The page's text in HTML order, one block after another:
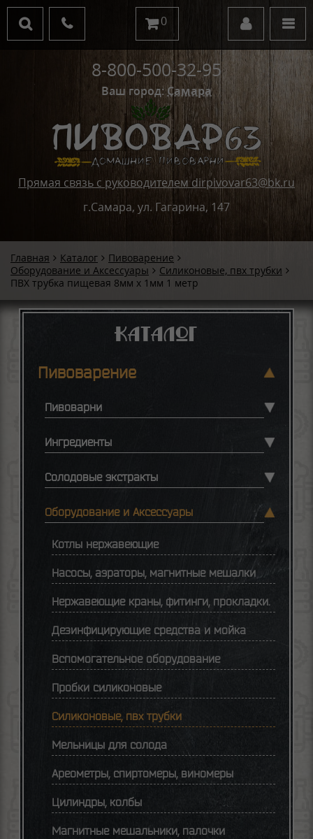
Ваш город:Самара
Прямая связь с руководителем dirpivovar63@bk.ru
г.Самара, ул. Гагарина, 147
8-800-500-32-95
0
Главная Каталог
Пивоварение
Оборудование и Аксессуары
Силиконовые, пвх трубки
ПВХ трубка пищевая 8мм х 1мм 1 метр
Каталог
Пивоварение
Пивоварни
Ингредиенты
Солодовые экстракты
Оборудование и Аксессуары
Котлы нержавеющие
Насосы, аэраторы, магнитные мешалки
Нержавеющие краны, фитинги, прокладки.
Дезинфицирующие средства и мойка
Вспомогательное оборудование
Пробки силиконовые
Силиконовые, пвх трубки
Мельницы для солода
Ареометры, спиртомеры, виномеры
Цилиндры, колбы
Магнитные мешальники, палочки